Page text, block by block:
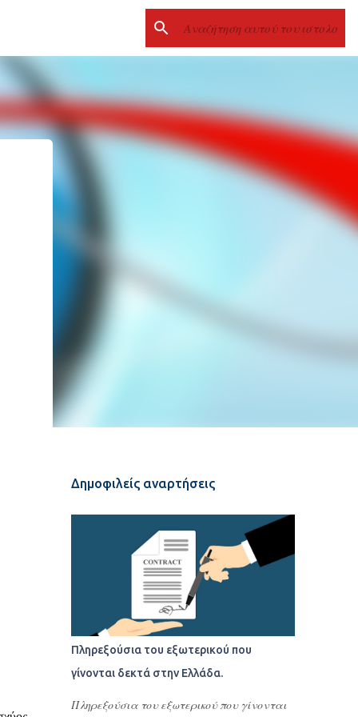
Δημοφιλείς αναρτήσεις
Πληρεξούσια του εξωτερικού που
γίνονται δεκτά στην Ελλάδα.
Πληρεξούσια του εξωτερικού που γίνονται